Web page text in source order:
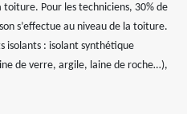
Pour les techniciens, 30% de
s’effectue au niveau de la toiture.
isolants : isolant synthétique
de verre, argile, laine de roche…),